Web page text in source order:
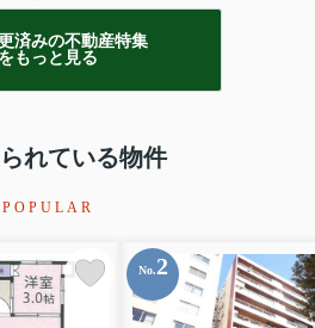
済みの不動産特集
をもっと見る
れている物件
POPULAR
No.2